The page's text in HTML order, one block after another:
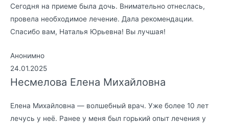
Сегодня на приеме была дочь. Внимательно отнеслась,
провела необходимое лечение. Дала рекомендации.
Спасибо вам, Наталья Юрьевна! Вы лучшая!
Анонимно
24.01.2025
Несмелова Елена Михайловна
Елена Михайловна — волшебный врач. Уже более 10 лет
лечусь у неё. Ранее у меня был горький опыт лечения у